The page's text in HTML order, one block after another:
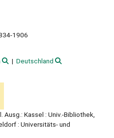
1906
Deutschland
Ausg.: Kassel : Univ.-Bibliothek,
: Universitäts- und